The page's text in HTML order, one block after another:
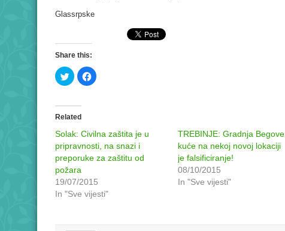
Glassrpske
Share this:
Click
to
share
in
window)
Click
to
window)
Related
Solak: Civilna zaštita je u
pripravnosti, na snazi i
preporuke za zaštitu od
požara
19/07/2015
In "Sve vijesti"
TREBINJE: Gradnja Begove
kuće na nekoj novoj lokaciji
je falsificiranje!
08/10/2015
In "Sve vijesti"